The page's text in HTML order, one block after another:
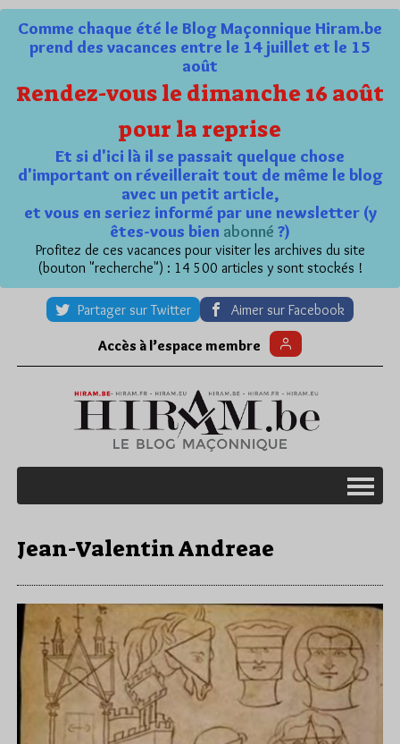
Comme chaque été le Blog Maçonnique Hiram.be
prend des vacances entre le 14 juillet et le 15
août
Rendez-vous le dimanche 16 août
pour la reprise
Et si d'ici là il se passait quelque chose
d'important on réveillerait tout de même le blog
avec un petit article,
et vous en seriez informé par une newsletter (y
êtes-vous bien abonné ?)
Profitez de ces vacances pour visiter les archives du site
(bouton "recherche") : 14 500 articles y sont stockés !
Partager sur Twitter Aimer sur Facebook
Accès à l’espace membre
Jean-Valentin Andreae